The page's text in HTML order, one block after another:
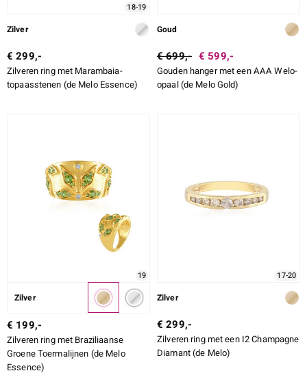
18-19
Zilver
€ 299,-
Zilveren ring met Marambaia-
topaasstenen (de Melo Essence)
Goud
€ 699,- € 599,-
Gouden hanger met een AAA Welo-
opaal (de Melo Gold)
19
Zilver
€ 199,-
Zilveren ring met Braziliaanse
Groene Toermalijnen (de Melo
Essence)
17-20
Zilver
€ 299,-
Zilveren ring met een I2 Champagne
Diamant (de Melo)